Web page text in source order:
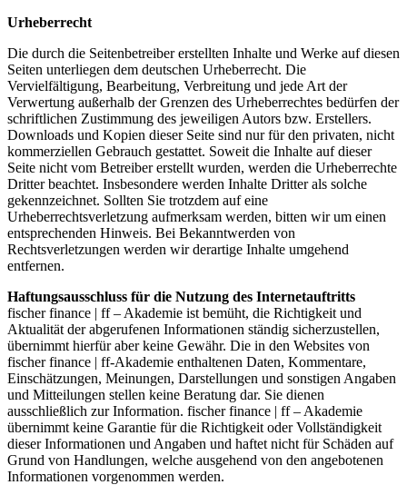
Urheberrecht
Die durch die Seitenbetreiber erstellten Inhalte und Werke auf diesen
Seiten unterliegen dem deutschen Urheberrecht. Die
Vervielfältigung, Bearbeitung, Verbreitung und jede Art der
Verwertung außerhalb der Grenzen des Urheberrechtes bedürfen der
schriftlichen Zustimmung des jeweiligen Autors bzw. Erstellers.
Downloads und Kopien dieser Seite sind nur für den privaten, nicht
kommerziellen Gebrauch gestattet. Soweit die Inhalte auf dieser
Seite nicht vom Betreiber erstellt wurden, werden die Urheberrechte
Dritter beachtet. Insbesondere werden Inhalte Dritter als solche
gekennzeichnet. Sollten Sie trotzdem auf eine
Urheberrechtsverletzung aufmerksam werden, bitten wir um einen
entsprechenden Hinweis. Bei Bekanntwerden von
Rechtsverletzungen werden wir derartige Inhalte umgehend
entfernen.
Haftungsausschluss für die Nutzung des Internetauftritts
fischer finance | ff – Akademie ist bemüht, die Richtigkeit und
Aktualität der abgerufenen Informationen ständig sicherzustellen,
übernimmt hierfür aber keine Gewähr. Die in den Websites von
fischer finance | ff-Akademie enthaltenen Daten, Kommentare,
Einschätzungen, Meinungen, Darstellungen und sonstigen Angaben
und Mitteilungen stellen keine Beratung dar. Sie dienen
ausschließlich zur Information. fischer finance | ff – Akademie
übernimmt keine Garantie für die Richtigkeit oder Vollständigkeit
dieser Informationen und Angaben und haftet nicht für Schäden auf
Grund von Handlungen, welche ausgehend von den angebotenen
Informationen vorgenommen werden.